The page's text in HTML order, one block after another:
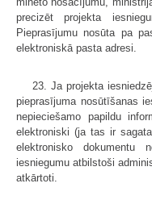
precizēt projekta
Pieprasījumu nosūta pa
elektroniskā pasta adresi.
23. Ja projekta
pieprasījuma nosūtīšanas
nepieciešamo papildu
elektroniski (ja tas ir
elektronisko dokumentu
iesniegumu atbilstoši
atkārtoti.